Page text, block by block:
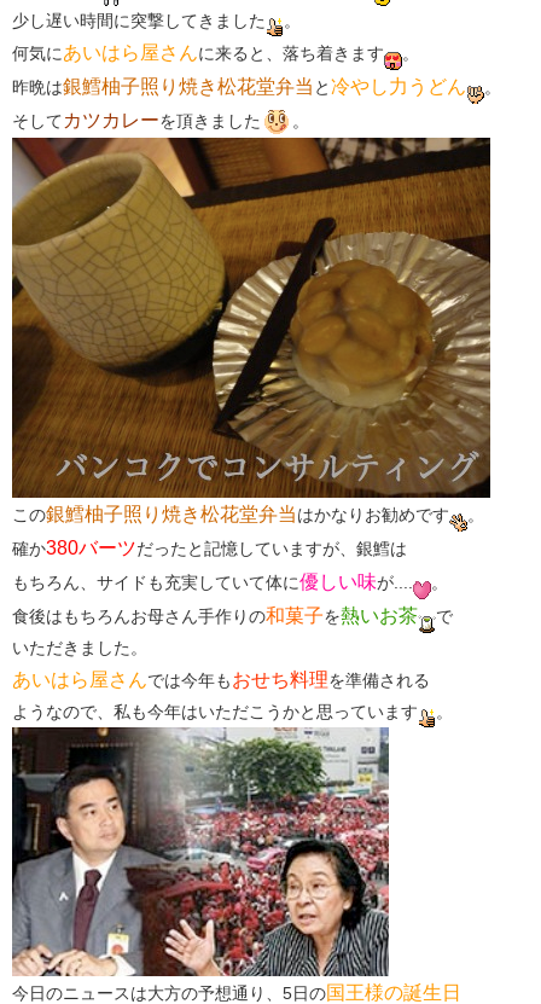
少し遅い時間に突撃してきました
。
何気にあいはら屋さんに来ると、落ち着きます
。
昨晩は銀鱈柚子照り焼き松花堂弁当 と冷やし力うどん
。
そしてカツカレーを頂きました 。
この銀鱈柚子照り焼き松花堂弁当はかなりお勧めです
。
確か380バーツだったと記憶していますが、銀鱈は
もちろん、サイドも充実していて体に優しい味が....
。
食後はもちろんお母さん手作りの和菓子を熱いお茶
で
いただきました。
あいはら屋さんでは今年もおせち料理を準備される
ようなので、私も今年はいただこうかと思っています
。
今日のニュースは大方の予想通り、5日の国王様の誕生日